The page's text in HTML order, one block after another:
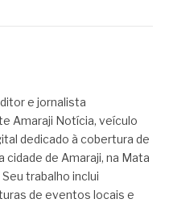
e jornalista
Amaraji Notícia, veículo
dedicado à cobertura de
cidade de Amaraji, na Mata
trabalho inclui
de eventos locais e